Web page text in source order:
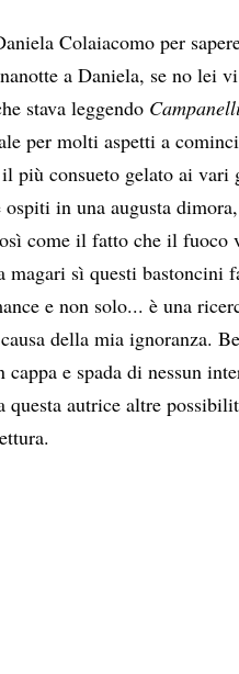
Colaiacomo per
a Daniela, se no lei
stava leggendo
per molti aspetti a
più consueto gelato ai
in una augusta
come il fatto che il fuoco
magari sì questi
e non solo... è una
della mia ignoranza.
e spada di nessun
questa autrice altre